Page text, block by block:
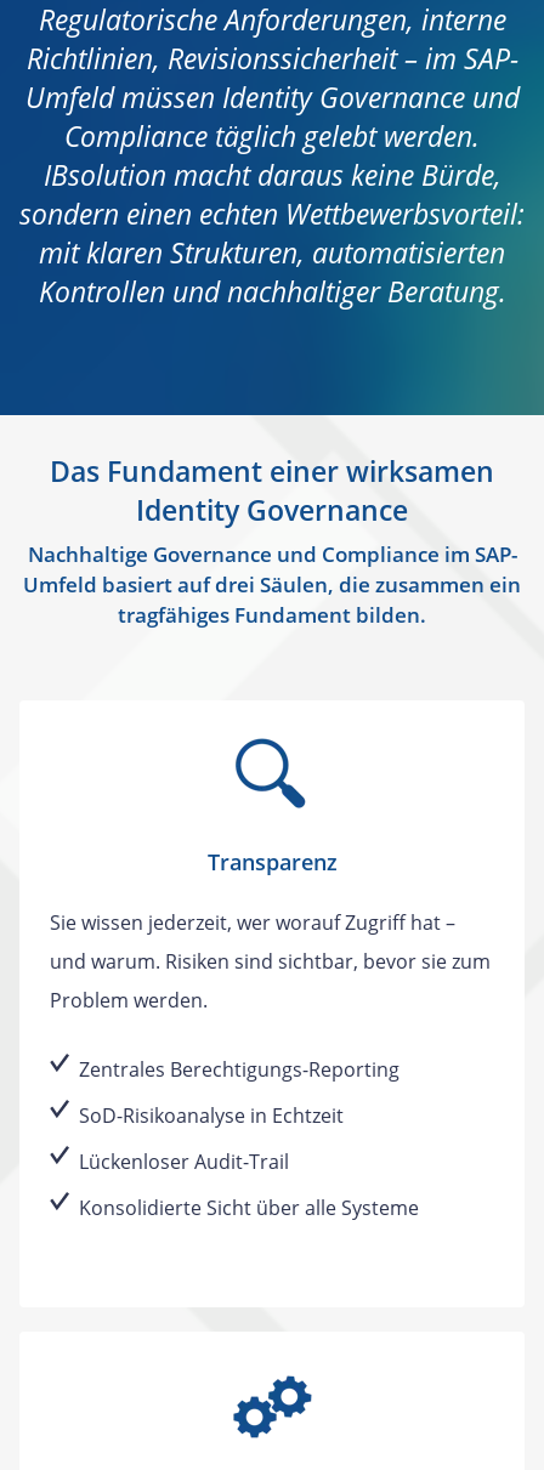
Regulatorische Anforderungen, interne
Richtlinien, Revisionssicherheit – im SAP-
Umfeld müssen Identity Governance und
Compliance täglich gelebt werden.
IBsolution macht daraus keine Bürde,
sondern einen echten Wettbewerbsvorteil:
mit klaren Strukturen, automatisierten
Kontrollen und nachhaltiger Beratung.
Das Fundament einer wirksamen
Identity Governance
Nachhaltige Governance und Compliance im SAP-
Umfeld basiert auf drei Säulen, die zusammen ein
tragfähiges Fundament bilden.
Transparenz
Sie wissen jederzeit, wer worauf Zugriff hat –
und warum. Risiken sind sichtbar, bevor sie zum
Problem werden.
Zentrales Berechtigungs-Reporting
SoD-Risikoanalyse in Echtzeit
Lückenloser Audit-Trail
Konsolidierte Sicht über alle Systeme